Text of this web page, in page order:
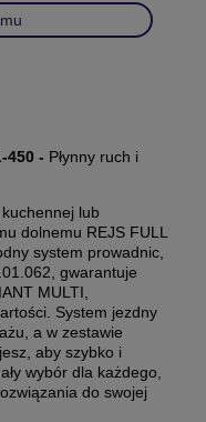
450 - Płynny ruch i
lub
dolnemu REJS FULL
system prowadnic,
gwarantuje
MULTI,
System jezdny
a w zestawie
aby szybko i
wybór dla każdego,
do swojej